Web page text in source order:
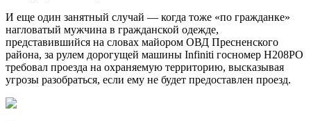
И еще один занятный случай — когда тоже «по гражданке»
нагловатый мужчина в гражданской одежде,
представившийся на словах майором ОВД Пресненского
района, за рулем дорогущей машины Infiniti госномер Н208РО
требовал проезда на охраняемую территорию, высказывая
угрозы разобраться, если ему не будет предоставлен проезд.